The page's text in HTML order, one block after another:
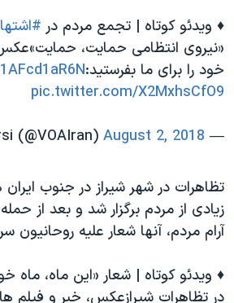
♦️ ویدئو کوتاه | تجمع مردم در
«نیروی انتظامی حمایت،
خود را براى ما بفرستيد:
pic.twitter.com/X2MxhsCfO9
— VOA Farsi (@VOAIran)
August 2, 2018
تظاهرات در شهر شیراز در جنوب
زیادی از مردم برگزار شد و بعد از
آرام مردم، آنها شعار علیه روحانیون
♦️ ویدئو کوتاه | شعار «این ماه، ماه
در تظاهرات شیرازعكس، خبر و فيلم